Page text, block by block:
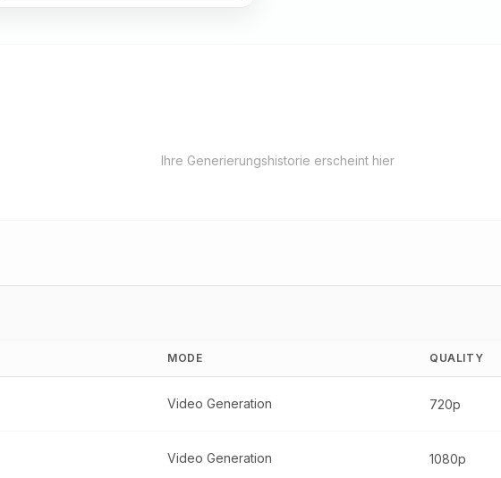
Ihre Generierungshistorie erscheint hier
MODE QUALITY
Video Generation 720p
Video Generation 1080p